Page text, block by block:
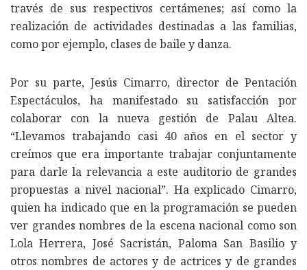
través de sus respectivos certámenes; así como la
realización de actividades destinadas a las familias,
como por ejemplo, clases de baile y danza.
Por su parte, Jesús Cimarro, director de Pentación
Espectáculos, ha manifestado su satisfacción por
colaborar con la nueva gestión de Palau Altea.
“Llevamos trabajando casi 40 años en el sector y
creímos que era importante trabajar conjuntamente
para darle la relevancia a este auditorio de grandes
propuestas a nivel nacional”. Ha explicado Cimarro,
quien ha indicado que en la programación se pueden
ver grandes nombres de la escena nacional como son
Lola Herrera, José Sacristán, Paloma San Basilio y
otros nombres de actores y de actrices y de grandes